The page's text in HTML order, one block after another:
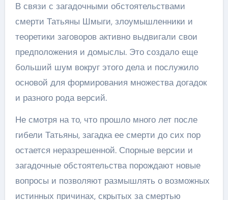
В связи с загадочными обстоятельствами
смерти Татьяны Шмыги, злоумышленники и
теоретики заговоров активно выдвигали свои
предположения и домыслы. Это создало еще
больший шум вокруг этого дела и послужило
основой для формирования множества догадок
и разного рода версий.
Не смотря на то, что прошло много лет после
гибели Татьяны, загадка ее смерти до сих пор
остается неразрешенной. Спорные версии и
загадочные обстоятельства порождают новые
вопросы и позволяют размышлять о возможных
истинных причинах, скрытых за смертью